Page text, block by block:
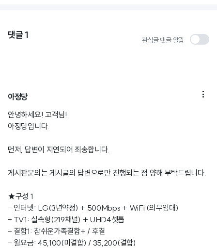
댓글 1 관심글 댓글 알림
아정당 
안녕하세요! 고객님!
아정당입니다.
먼저, 답변이 지연되어 죄송합니다.
게시판문의는 게시글의 답변으로만 진행되는 점 양해 부탁드립니다.
★구성 1
- 인터넷: LG(3년약정) + 500Mbps + WiFi (의무임대)
- TV1: 실속형(219채널) + UHD4셋톱
- 결합1: 참쉬운가족결합+ / 후결
- 월요금: 45,100(미결합) / 35,200(결합)